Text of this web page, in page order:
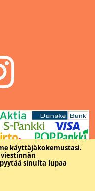
käyttäjäkokemustasi.
sinulta lupaa
valtuuskunta